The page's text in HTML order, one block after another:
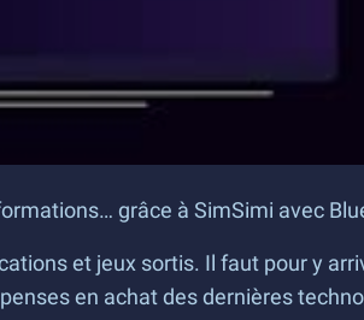
grâce à SimSimi avec
et jeux sortis. Il faut pour y
en achat des dernières